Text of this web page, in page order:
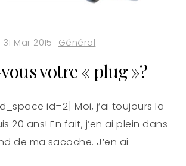
31 Mar 2015 Général
votre « plug »?
id=2] Moi, j’ai toujours la
20 ans! En fait, j’en ai plein dans
de ma sacoche. J’en ai